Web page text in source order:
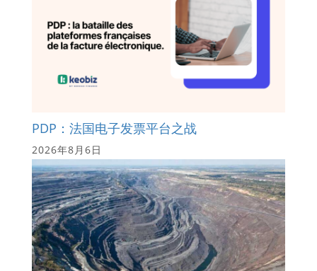
PDP：法国电子发票平台之战
2026年8月6日